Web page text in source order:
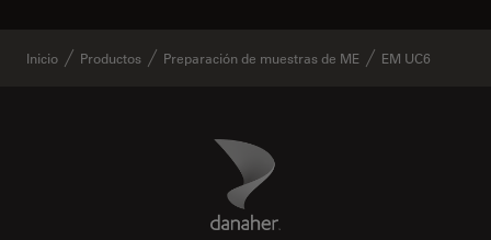
Inicio Productos Preparación de muestras de ME EM UC6
Danaher Logo